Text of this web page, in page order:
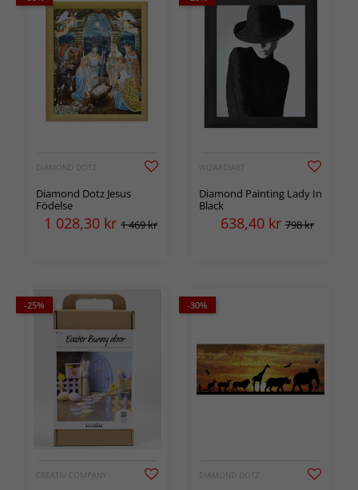
DIAMOND DOTZ
Diamond Dotz Jesus
Födelse
1 028,30 kr 1 469 kr
WIZARDIART
Diamond Painting Lady In
Black
638,40 kr 798 kr
-25%
CREATIV COMPANY
-30%
DIAMOND DOTZ